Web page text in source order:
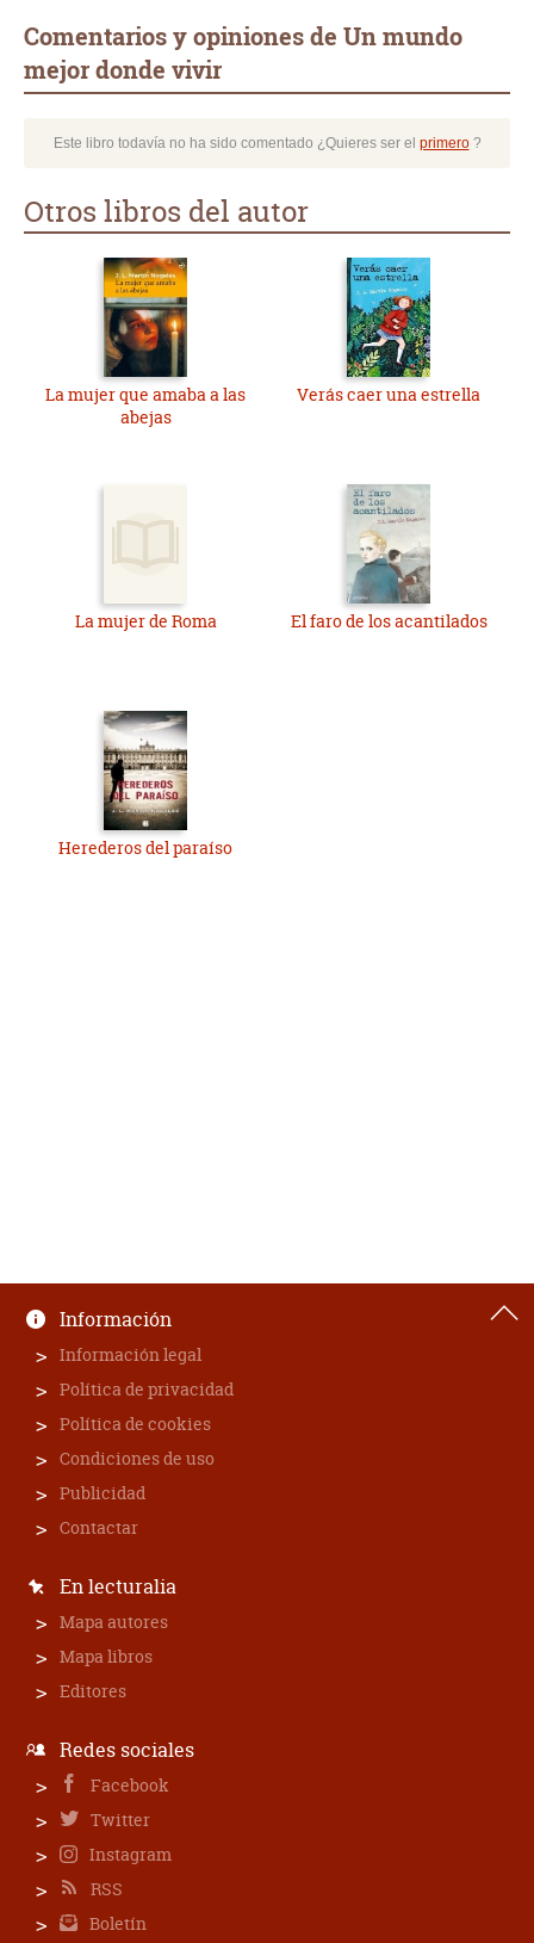
Comentarios y opiniones de Un mundo
mejor donde vivir
Este libro todavía no ha sido comentado ¿Quieres ser el primero?
Otros libros del autor
La mujer que amaba a las
abejas
Verás caer una estrella
La mujer de Roma El faro de los acantilados
Herederos del paraíso
Información
Información legal
Política de privacidad
Política de cookies
Condiciones de uso
Publicidad
Contactar
En lecturalia
Mapa autores
Mapa libros
Editores
Redes sociales
Facebook
Twitter
Instagram
RSS
Boletín